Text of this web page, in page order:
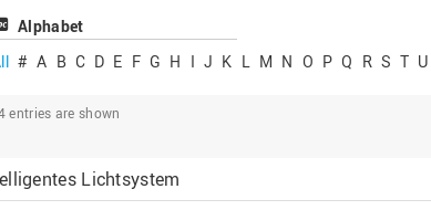
für Musik
Alphabet
# A B C D E F G H I J K L M N O P Q R S T U
entries are shown
Lichtsystem